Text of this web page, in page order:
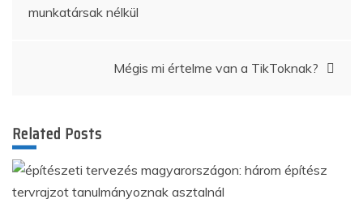
navigáció
munkatársak nélkül
Mégis mi értelme van a TikToknak?
Related Posts